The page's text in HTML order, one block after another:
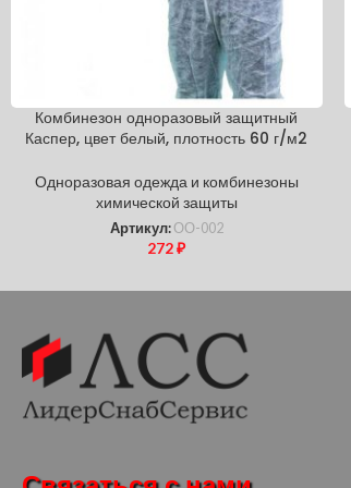
Комбинезон одноразовый защитный
Каспер, цвет белый, плотность 60 г/м2
Одноразовая одежда и комбинезоны
химической защиты
Артикул: ОО-002
272₽